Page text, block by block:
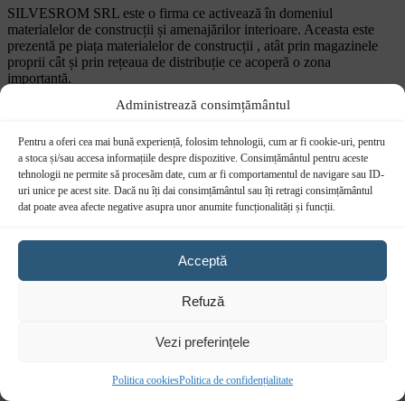
Administrează consimțământul
Pentru a oferi cea mai bună experiență, folosim tehnologii, cum ar fi cookie-uri, pentru
a stoca și/sau accesa informațiile despre dispozitive. Consimțământul pentru aceste
tehnologii ne permite să procesăm date, cum ar fi comportamentul de navigare sau ID-
uri unice pe acest site. Dacă nu îți dai consimțământul sau îți retragi consimțământul
dat poate avea afecte negative asupra unor anumite funcționalități și funcții.
Acceptă
Refuză
Vezi preferințele
Politica cookiesPolitica de confidențialitate
SILVESROM SRL este o firma ce activează în domeniul
materialelor de construcții și amenajărilor interioare. Aceasta este
prezentă pe piața materialelor de construcții , atât prin magazinele
proprii cât și prin rețeaua de distribuție ce acoperă o zona
importantă.
0757 031 240
0757 031 240
office@b2b.silvesrom.ro
Bulevardul Republicii 110, Bârlad, Județ Vaslui
Politica de retur